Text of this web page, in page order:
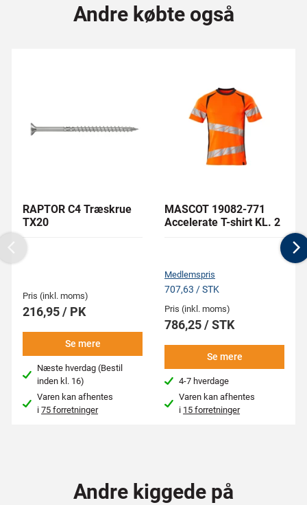
Andre købte også
RAPTOR C4 Træskrue
TX20
Pris (inkl. moms)
216,95 / PK
Se mere
Næste hverdag (Bestil
inden kl. 16)
Varen kan afhentes
i75 forretninger
MASCOT 19082-771
Accelerate T-shirt KL. 2
Medlemspris
707,63 / STK
Pris (inkl. moms)
786,25 / STK
Se mere
4-7 hverdage
Varen kan afhentes
i 15 forretninger
Previous
Andre kiggede på